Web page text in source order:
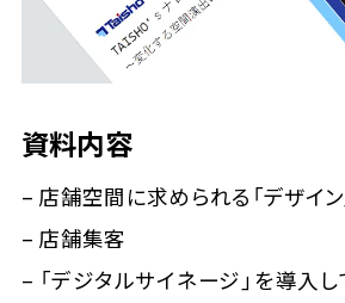
資料ダウンロー
資料内容
– 店舗空間に求められる「デザイン
– 店舗集客
– 「デジタルサイネージ」を導入